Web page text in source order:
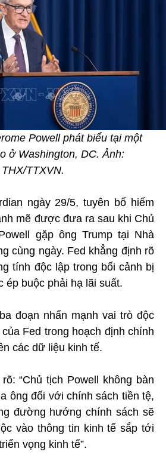
Powell phát biểu tại một
ở Washington, DC. Ảnh:
THX/TTXVN.
ngày 29/5, tuyên bố hiếm
mẽ được đưa ra sau khi Chủ
gặp ông Trump tại Nhà
cùng ngày. Fed khẳng định rõ
tính độc lập trong bối cảnh bị
ép buộc phải hạ lãi suất.
đoạn nhấn mạnh vai trò độc
Fed trong hoạch định chính
các dữ liệu kinh tế.
“Chủ tịch Powell không bàn
ông đối với chính sách tiền tệ,
đường hướng chính sách sẽ
vào thông tin kinh tế sắp tới
vọng kinh tế”.